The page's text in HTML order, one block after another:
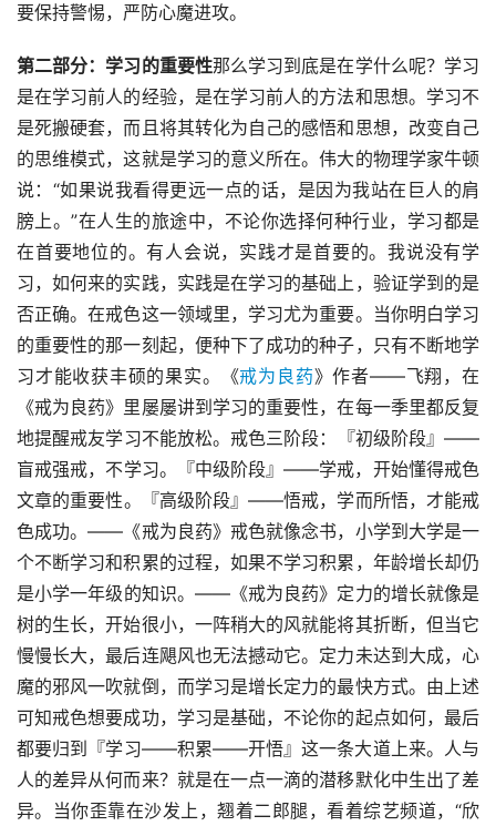
要保持警惕，严防心魔进攻。
第二部分：学习的重要性那么学习到底是在学什么呢？学习
是在学习前人的经验，是在学习前人的方法和思想。学习不
是死搬硬套，而且将其转化为自己的感悟和思想，改变自己
的思维模式，这就是学习的意义所在。伟大的物理学家牛顿
说：“如果说我看得更远一点的话，是因为我站在巨人的肩
膀上。”在人生的旅途中，不论你选择何种行业，学习都是
在首要地位的。有人会说，实践才是首要的。我说没有学
习，如何来的实践，实践是在学习的基础上，验证学到的是
否正确。在戒色这一领域里，学习尤为重要。当你明白学习
的重要性的那一刻起，便种下了成功的种子，只有不断地学
习才能收获丰硕的果实。《戒为良药》作者——飞翔，在
《戒为良药》里屡屡讲到学习的重要性，在每一季里都反复
地提醒戒友学习不能放松。戒色三阶段：『初级阶段』——
盲戒强戒，不学习。『中级阶段』——学戒，开始懂得戒色
文章的重要性。『高级阶段』——悟戒，学而所悟，才能戒
色成功。——《戒为良药》戒色就像念书，小学到大学是一
个不断学习和积累的过程，如果不学习积累，年龄增长却仍
是小学一年级的知识。——《戒为良药》定力的增长就像是
树的生长，开始很小，一阵稍大的风就能将其折断，但当它
慢慢长大，最后连飓风也无法撼动它。定力未达到大成，心
魔的邪风一吹就倒，而学习是增长定力的最快方式。由上述
可知戒色想要成功，学习是基础，不论你的起点如何，最后
都要归到『学习——积累——开悟』这一条大道上来。人与
人的差异从何而来？就是在一点一滴的潜移默化中生出了差
异。当你歪靠在沙发上，翘着二郎腿，看着综艺频道，“欣